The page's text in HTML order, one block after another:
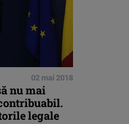
02 mai 2018
nu mai
legale